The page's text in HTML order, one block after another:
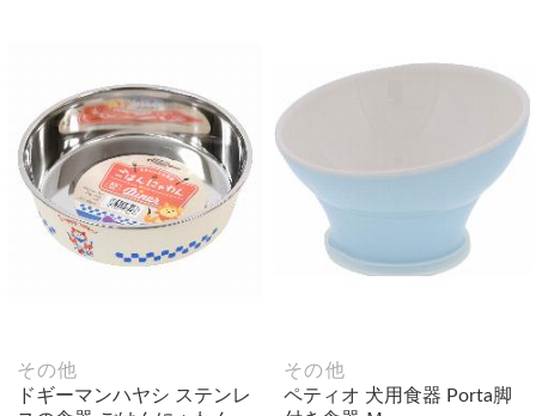
その他
ドギーマンハヤシ ステンレ
その他
ペティオ 犬用食器 Porta脚